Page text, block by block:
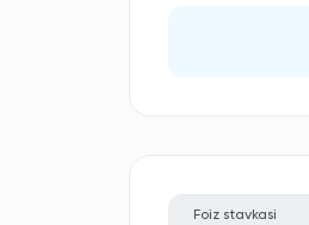
Foiz stavkasi